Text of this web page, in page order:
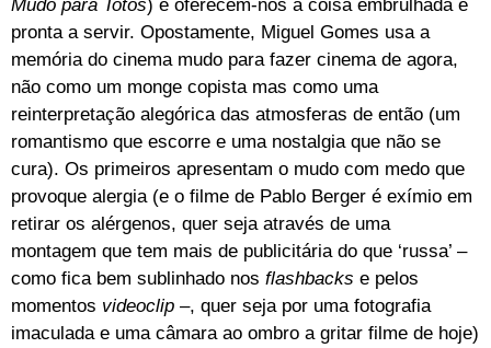
Mudo para Totós) e oferecem-nos a coisa embrulhada e
pronta a servir. Opostamente, Miguel Gomes usa a
memória do cinema mudo para fazer cinema de agora,
não como um monge copista mas como uma
reinterpretação alegórica das atmosferas de então (um
romantismo que escorre e uma nostalgia que não se
cura). Os primeiros apresentam o mudo com medo que
provoque alergia (e o filme de Pablo Berger é exímio em
retirar os alérgenos, quer seja através de uma
montagem que tem mais de publicitária do que ‘russa’ –
como fica bem sublinhado nos flashbacks e pelos
momentos videoclip –, quer seja por uma fotografia
imaculada e uma câmara ao ombro a gritar filme de hoje)